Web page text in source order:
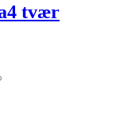
tvær